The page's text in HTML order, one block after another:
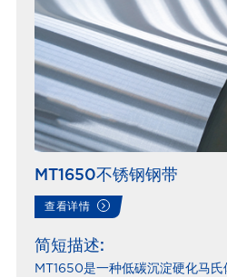
MT1650不锈钢钢带
查看详情
简短描述:
MT1650是一种低碳沉淀硬化马